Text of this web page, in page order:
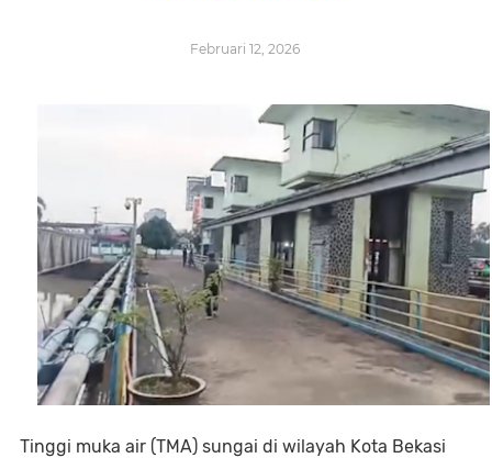
Februari 12, 2026
Tinggi muka air (TMA) sungai di wilayah Kota Bekasi